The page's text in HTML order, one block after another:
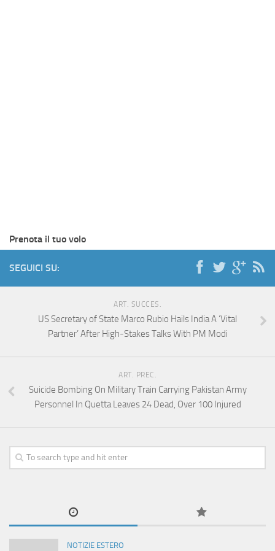
Prenota il tuo volo
SEGUICI SU:
ART. SUCCES.
US Secretary of State Marco Rubio Hails India A ‘Vital
Partner’ After High-Stakes Talks With PM Modi
ART. PREC.
Suicide Bombing On Military Train Carrying Pakistan Army
Personnel In Quetta Leaves 24 Dead, Over 100 Injured
NOTIZIE ESTERO